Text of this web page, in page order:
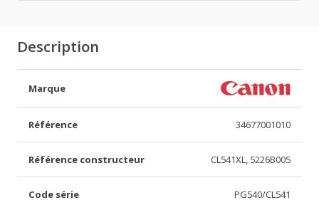
Description
Marque
Référence 34677001010
Référence constructeur CL541XL, 5226B005
Code série PG540/CL541